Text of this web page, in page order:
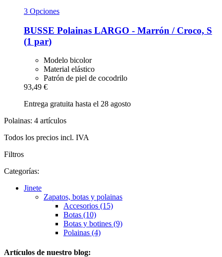
3 Opciones
BUSSE Polainas LARGO -​ Marrón / Croco, S
(1 par)
Modelo bicolor
Material elástico
Patrón de piel de cocodrilo
93,49 €
Entrega gratuita hasta el 28 agosto
Polainas: 4 artículos
Todos los precios incl. IVA
Filtros
Categorías:
Jinete
Zapatos, botas y polainas
Accesorios (15)
Botas (10)
Botas y botines (9)
Polainas (4)
Artículos de nuestro blog: